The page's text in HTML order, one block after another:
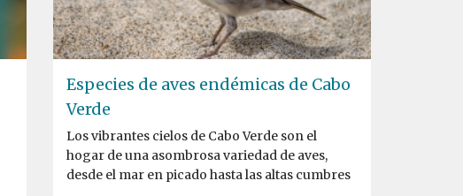
Especies de aves endémicas de Cabo
Verde
Los vibrantes cielos de Cabo Verde son el
hogar de una asombrosa variedad de aves,
desde el mar en picado hasta las altas cumbres